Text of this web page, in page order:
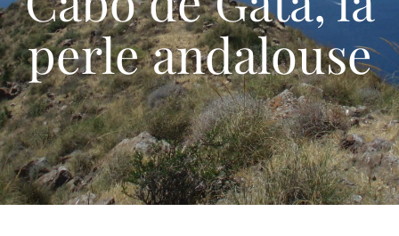
perle andalouse